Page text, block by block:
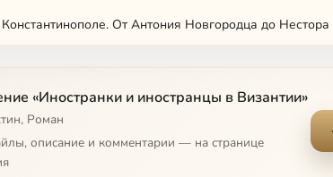
Константинополе. От Антония Новгородца до
«Иностранки и иностранцы в Византии»
Роман
описание и комментарии — на странице